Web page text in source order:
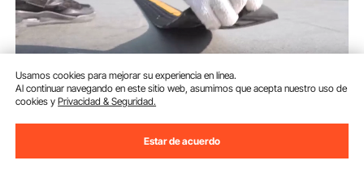
VEVOR Protector de Cables para
Suelo Carga de 8164 kg
Pasacables Suelo 102 x 15,5 x 3
Usamos cookies para mejorar su experiencia en línea.
Al continuar navegando en este sitio web, asumimos que acepta nuestro uso de
cookies yPrivacidad & Seguridad.
Estar de acuerdo